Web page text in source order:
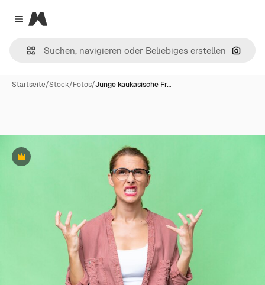
Close menu
Magnific
Nach
Startseite/Stock/Fotos/Junge kaukasische Fr…
Premium